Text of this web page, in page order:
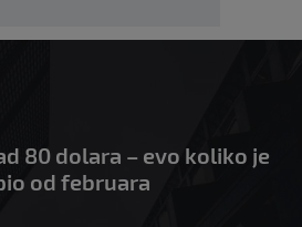
80 dolara – evo koliko je
od februara